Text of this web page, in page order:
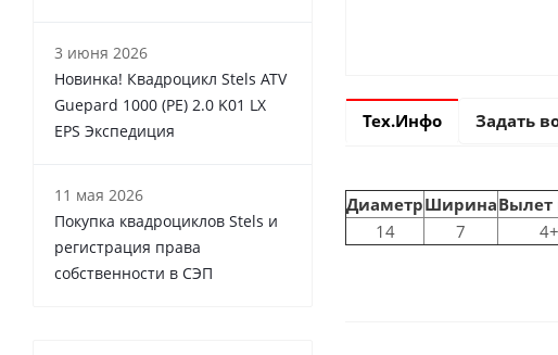
Тех.Инфо Задать
ДиаметрШиринаВылет
14
7
3 июня 2026
Новинка! Квадроцикл Stels ATV
Guepard 1000 (PE) 2.0 K01 LX
EPS Экспедиция
11 мая 2026
Покупка квадроциклов Stels и
регистрация права
собственности в СЭП